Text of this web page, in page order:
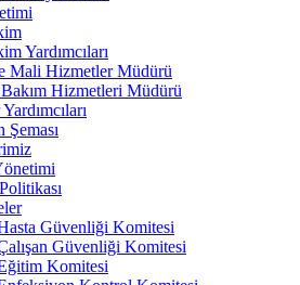
Yardımcıları
Mali Hizmetler Müdürü
Bakım Hizmetleri Müdürü
Şeması
Güvenliği Komitesi
Güvenliği Komitesi
Komitesi